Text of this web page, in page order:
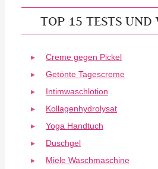
TOP 15 TESTS UND
Creme gegen Pickel
Getönte Tagescreme
Intimwaschlotion
Kollagenhydrolysat
Yoga Handtuch
Duschgel
Miele Waschmaschine